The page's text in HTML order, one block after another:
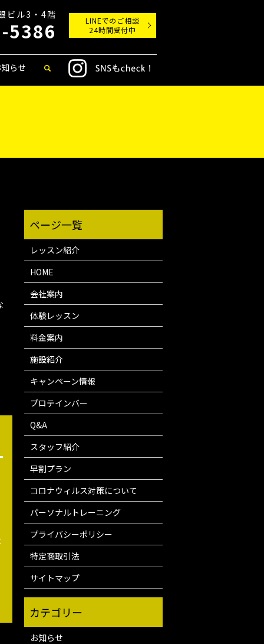
らせ
ビル3・4階
5386
LINEでのご相談
24時間受付中
レッスン紹介
HOME
会社案内
体験レッスン
料金案内
施設紹介
キャンペーン情報
プロテインバー
Q&A
スタッフ紹介
早割プラン
コロナウィルス対策について
パーソナルトレーニング
プライバシーポリシー
特定商取引法
サイトマップ
お知らせ